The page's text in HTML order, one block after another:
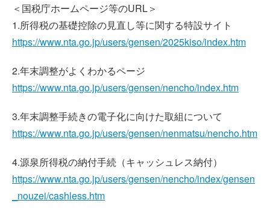
＜国税庁ホームページ等のURL＞
1.所得税の基礎控除の見直し等に関する特設サイト
https://www.nta.go.jp/users/gensen/2025kiso/index.htm
2.年末調整がよくわかるページ
https://www.nta.go.jp/users/gensen/nencho/index.htm
3.年末調整手続きの電子化に向けた取組について
https://www.nta.go.jp/users/gensen/nenmatsu/nencho.htm
4.源泉所得税の納付手続（キャッシュレス納付）
https://www.nta.go.jp/users/gensen/nencho/index/gensen
_nouzei/cashless.htm